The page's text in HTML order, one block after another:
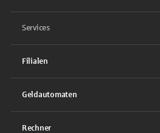
Services
Filialen
Geldautomaten
Rechner